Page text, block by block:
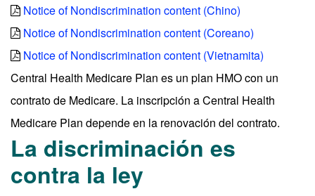
Notice of Nondiscrimination content (Chino)
Notice of Nondiscrimination content (Coreano)
Notice of Nondiscrimination content (Vietnamita)
Central Health Medicare Plan es un plan HMO con un
contrato de Medicare. La inscripción a Central Health
Medicare Plan depende en la renovación del contrato.
La discriminación es
contra la ley